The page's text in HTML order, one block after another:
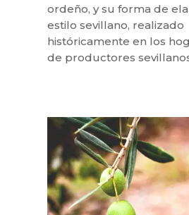
ordeño, y su forma de
estilo sevillano, realizado
históricamente en los
de productores